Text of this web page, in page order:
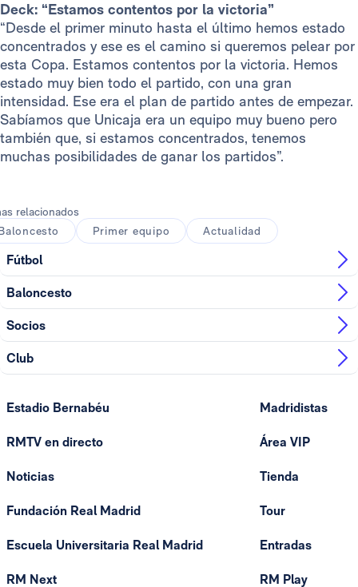
Deck: “Estamos contentos por la victoria”
“Desde el primer minuto hasta el último hemos estado
concentrados y ese es el camino si queremos pelear por
esta Copa. Estamos contentos por la victoria. Hemos
estado muy bien todo el partido, con una gran
intensidad. Ese era el plan de partido antes de empezar.
Sabíamos que Unicaja era un equipo muy bueno pero
también que, si estamos concentrados, tenemos
muchas posibilidades de ganar los partidos”.
relacionados
Primer equipo Actualidad
Fútbol
Baloncesto
Socios
Club
Estadio Bernabéu
RMTV en directo
Noticias
Fundación Real Madrid
Escuela Universitaria Real Madrid
RM Next
Madridistas
Área VIP
Tienda
Tour
Entradas
RM Play